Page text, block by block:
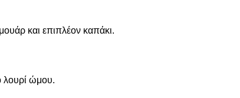
και επιπλέον καπάκι.
λουρί ώμου.